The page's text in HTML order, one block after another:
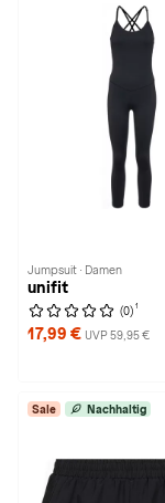
Jumpsuit · Damen
unifit
(0) 1
17,99 € UVP 59,95 €
Sale Nachhaltig